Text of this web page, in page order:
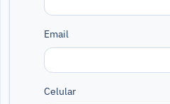
Email
Celular